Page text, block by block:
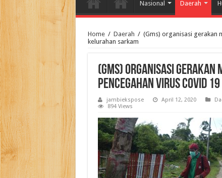
Nasional Daerah
Home / Daerah / (Gms) organisasi gerakan
kelurahan sarkam
(Gms) organisasi gerakan
pencegahan virus covid
jambiekspose April 12, 2020
894 Views